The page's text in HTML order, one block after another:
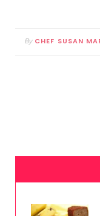
By CHEF SUSAN